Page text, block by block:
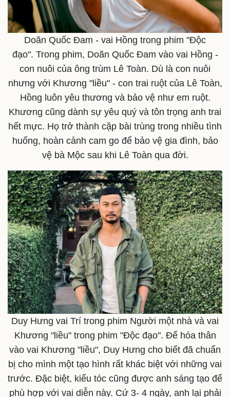
Pháp luật
Vụ án
Tin nóng
Tư vấn luật
Quân sự - Quốc phòng
Vũ khí
Việt Nam
Phân tích
Doãn Quốc Đam - vai Hồng trong phim "Độc
đạo". Trong phim, Doãn Quốc Đam vào vai Hồng -
con nuôi của ông trùm Lê Toàn. Dù là con nuôi
nhưng với Khương "liều" - con trai ruột của Lê Toàn,
Hồng luôn yêu thương và bảo vệ như em ruột.
Khương cũng dành sự yêu quý và tôn trọng anh trai
hết mực. Họ trở thành cặp bài trùng trong nhiều tình
huống, hoàn cảnh cam go để bảo vệ gia đình, bảo
vệ bà Mộc sau khi Lê Toàn qua đời.
Duy Hưng vai Trí trong phim Người một nhà và vai
Khương "liều" trong phim "Độc đạo". Để hóa thân
vào vai Khương "liều", Duy Hưng cho biết đã chuẩn
bị cho mình một tạo hình rất khác biệt với những vai
trước. Đặc biệt, kiểu tóc cũng được anh sáng tạo để
phù hợp với vai diễn này. Cứ 3- 4 ngày, anh lại phải